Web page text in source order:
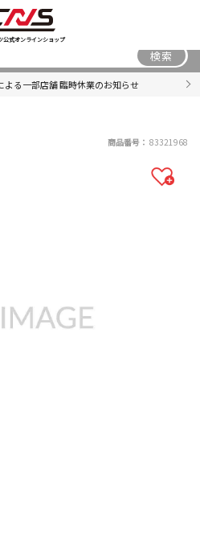
公式オンラインショップ
検索
る一部店舗 臨時休業のお知らせ
商品番号： 83321968